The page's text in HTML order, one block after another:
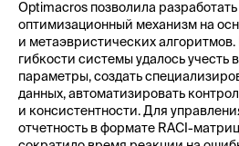
Optimacros позволила
оптимизационный механизм на
и метаэвристических
гибкости системы удалось учесть
параметры, создать
данных, автоматизировать
и консистентности. Для
отчетность в формате RACI-